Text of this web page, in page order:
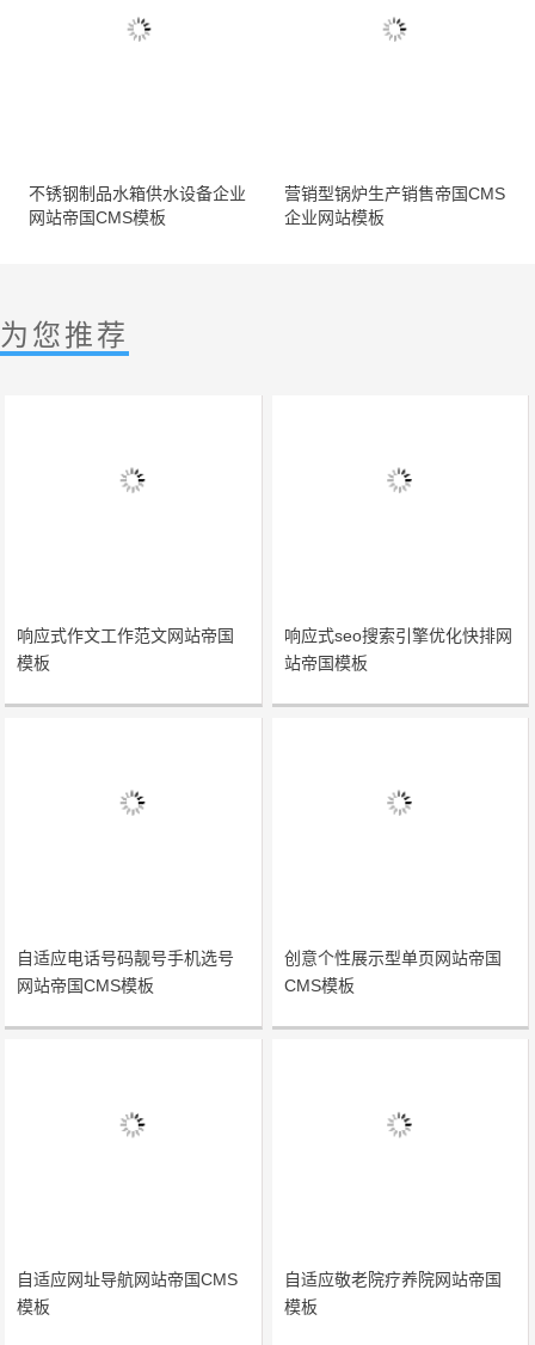
不锈钢制品水箱供水设备企业
网站帝国CMS模板
营销型锅炉生产销售帝国CMS
企业网站模板
为您推荐
响应式作文工作范文网站帝国
模板
响应式seo搜索引擎优化快排网
站帝国模板
自适应电话号码靓号手机选号
网站帝国CMS模板
创意个性展示型单页网站帝国
CMS模板
自适应网址导航网站帝国CMS
模板
自适应敬老院疗养院网站帝国
模板